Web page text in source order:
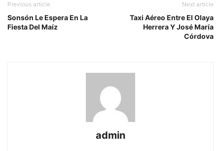
Previous article
Sonsón Le Espera En La
Fiesta Del Maíz
Next article
Taxi Aéreo Entre El Olaya
Herrera Y José María
Córdova
admin